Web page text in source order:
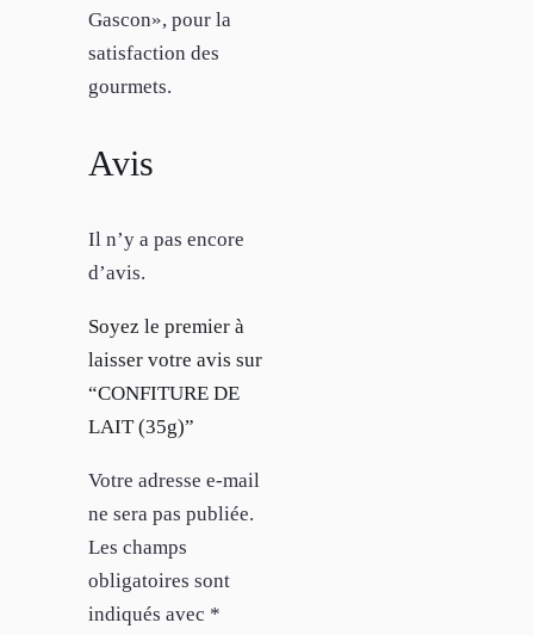
Gascon», pour la
satisfaction des
gourmets.
Avis
Il n’y a pas encore
d’avis.
Soyez le premier à
laisser votre avis sur
“CONFITURE DE
LAIT (35g)”
Votre adresse e-mail
ne sera pas publiée.
Les champs
obligatoires sont
indiqués avec *